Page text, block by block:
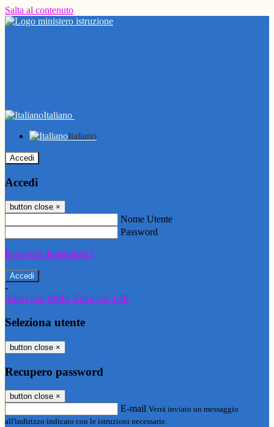
Salta al contenuto
Italiano
Italiano
Accedi
Accedi
button close ×
Nome Utente
Password
Password dimenticata?
-
Entra con SPID Entra con CIE
Seleziona utente
button close ×
Recupero password
button close ×
E-mail Verrà inviato un messaggio
all'indirizzo indicato con le istruzioni necessarie.